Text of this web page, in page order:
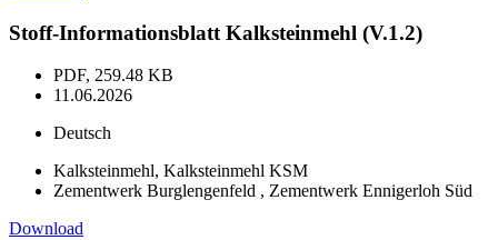
Stoff-Informationsblatt Kalksteinmehl (V.1.2)
PDF, 259.48 KB
11.06.2026
Deutsch
Kalksteinmehl, Kalksteinmehl KSM
Zementwerk Burglengenfeld , Zementwerk Ennigerloh Süd
Download